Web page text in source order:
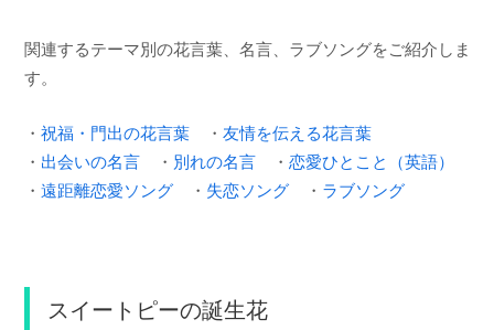
関連するテーマ別の花言葉、名言、ラブソングをご紹介しま
す。
・ 祝福・門出の花言葉 ・ 友情を伝える花言葉
・ 出会いの名言 ・ 別れの名言 ・ 恋愛ひとこと（英語）
・ 遠距離恋愛ソング ・ 失恋ソング ・ ラブソング
スイートピーの誕生花